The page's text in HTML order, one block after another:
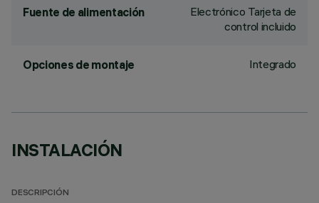
Fuente de alimentación
Electrónico Tarjeta de
control incluido
Opciones de montaje Integrado
INSTALACIÓN
DESCRIPCIÓN